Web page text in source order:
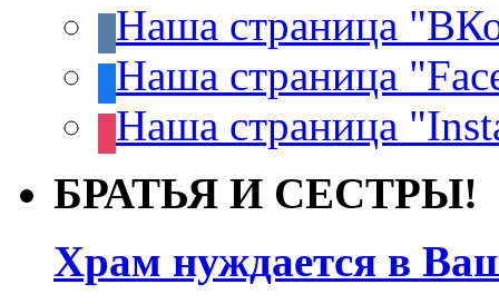
Наша страница
Наша страница
Наша страница
БРАТЬЯ И СЕСТРЫ!
Храм нуждается в